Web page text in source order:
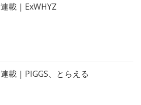
連載｜ExWHYZ
連載｜PIGGS、とらえる